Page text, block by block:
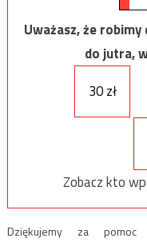
Uważasz, że
do jutra,
30 zł
Zobacz kto
Dziękujemy za